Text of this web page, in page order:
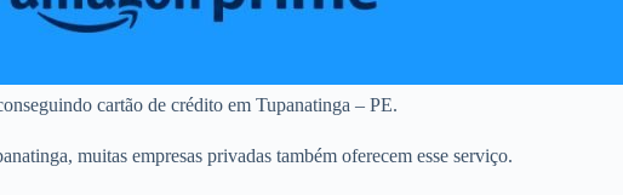
cartão de crédito em Tupanatinga – PE.
muitas empresas privadas também oferecem esse serviço.